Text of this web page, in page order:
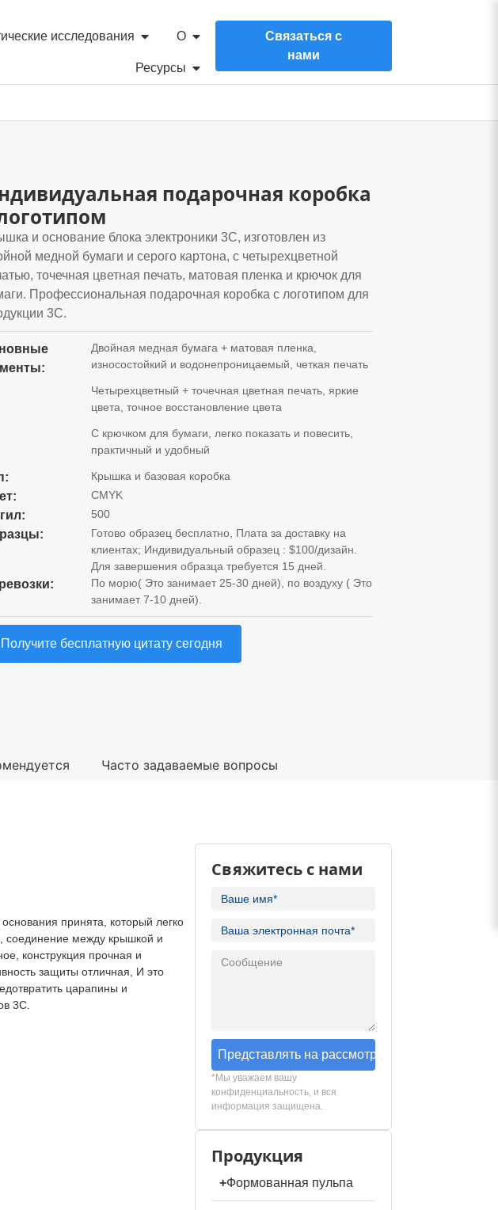
исследования О
Ресурсы
Связаться с
нами
подарочная коробка
и основание блока электроники 3C, изготовлен из
медной бумаги и серого картона, с четырехцветной
точечная цветная печать, матовая пленка и крючок для
Профессиональная подарочная коробка с логотипом для
3C.
Двойная медная бумага + матовая пленка,
износостойкий и водонепроницаемый, четкая печать
Четырехцветный + точечная цветная печать, яркие
цвета, точное восстановление цвета
С крючком для бумаги, легко показать и повесить,
практичный и удобный
Крышка и базовая коробка
CMYK
500
Готово образец бесплатно, Плата за доставку на
клиентах; Индивидуальный образец : $100/дизайн.
Для завершения образца требуется 15 дней.
По морю( Это занимает 25-30 дней), по воздуху ( Это
занимает 7-10 дней).
Получите бесплатную цитату сегодня
Часто задаваемые вопросы
принята, который легко
соединение между крышкой и
конструкция прочная и
защиты отличная, И это
царапины и
3C.
Свяжитесь с нами
Представлять на рассмотрение
*Мы уважаем вашу
конфиденциальность, и вся
информация защищена.
Продукция
+Формованная пульпа